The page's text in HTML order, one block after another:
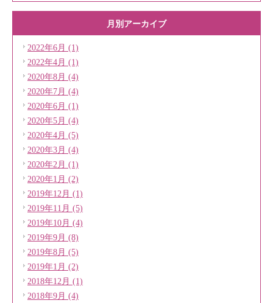
月別アーカイブ
2022年6月 (1)
2022年4月 (1)
2020年8月 (4)
2020年7月 (4)
2020年6月 (1)
2020年5月 (4)
2020年4月 (5)
2020年3月 (4)
2020年2月 (1)
2020年1月 (2)
2019年12月 (1)
2019年11月 (5)
2019年10月 (4)
2019年9月 (8)
2019年8月 (5)
2019年1月 (2)
2018年12月 (1)
2018年9月 (4)